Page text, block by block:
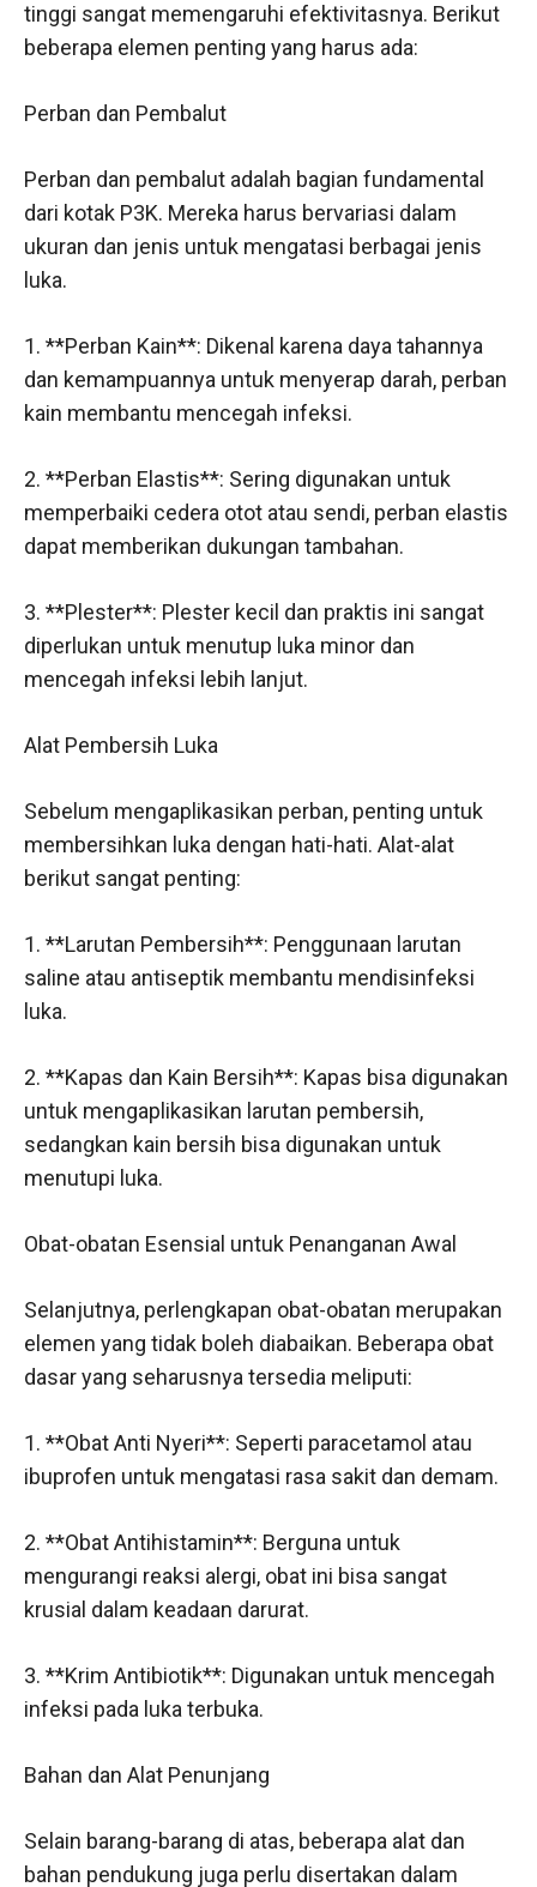
tinggi sangat memengaruhi efektivitasnya. Berikut
beberapa elemen penting yang harus ada:
Perban dan Pembalut
Perban dan pembalut adalah bagian fundamental
dari kotak P3K. Mereka harus bervariasi dalam
ukuran dan jenis untuk mengatasi berbagai jenis
luka.
1. **Perban Kain**: Dikenal karena daya tahannya
dan kemampuannya untuk menyerap darah, perban
kain membantu mencegah infeksi.
2. **Perban Elastis**: Sering digunakan untuk
memperbaiki cedera otot atau sendi, perban elastis
dapat memberikan dukungan tambahan.
3. **Plester**: Plester kecil dan praktis ini sangat
diperlukan untuk menutup luka minor dan
mencegah infeksi lebih lanjut.
Alat Pembersih Luka
Sebelum mengaplikasikan perban, penting untuk
membersihkan luka dengan hati-hati. Alat-alat
berikut sangat penting:
1. **Larutan Pembersih**: Penggunaan larutan
saline atau antiseptik membantu mendisinfeksi
luka.
2. **Kapas dan Kain Bersih**: Kapas bisa digunakan
untuk mengaplikasikan larutan pembersih,
sedangkan kain bersih bisa digunakan untuk
menutupi luka.
Obat-obatan Esensial untuk Penanganan Awal
Selanjutnya, perlengkapan obat-obatan merupakan
elemen yang tidak boleh diabaikan. Beberapa obat
dasar yang seharusnya tersedia meliputi:
1. **Obat Anti Nyeri**: Seperti paracetamol atau
ibuprofen untuk mengatasi rasa sakit dan demam.
2. **Obat Antihistamin**: Berguna untuk
mengurangi reaksi alergi, obat ini bisa sangat
krusial dalam keadaan darurat.
3. **Krim Antibiotik**: Digunakan untuk mencegah
infeksi pada luka terbuka.
Bahan dan Alat Penunjang
Selain barang-barang di atas, beberapa alat dan
bahan pendukung juga perlu disertakan dalam